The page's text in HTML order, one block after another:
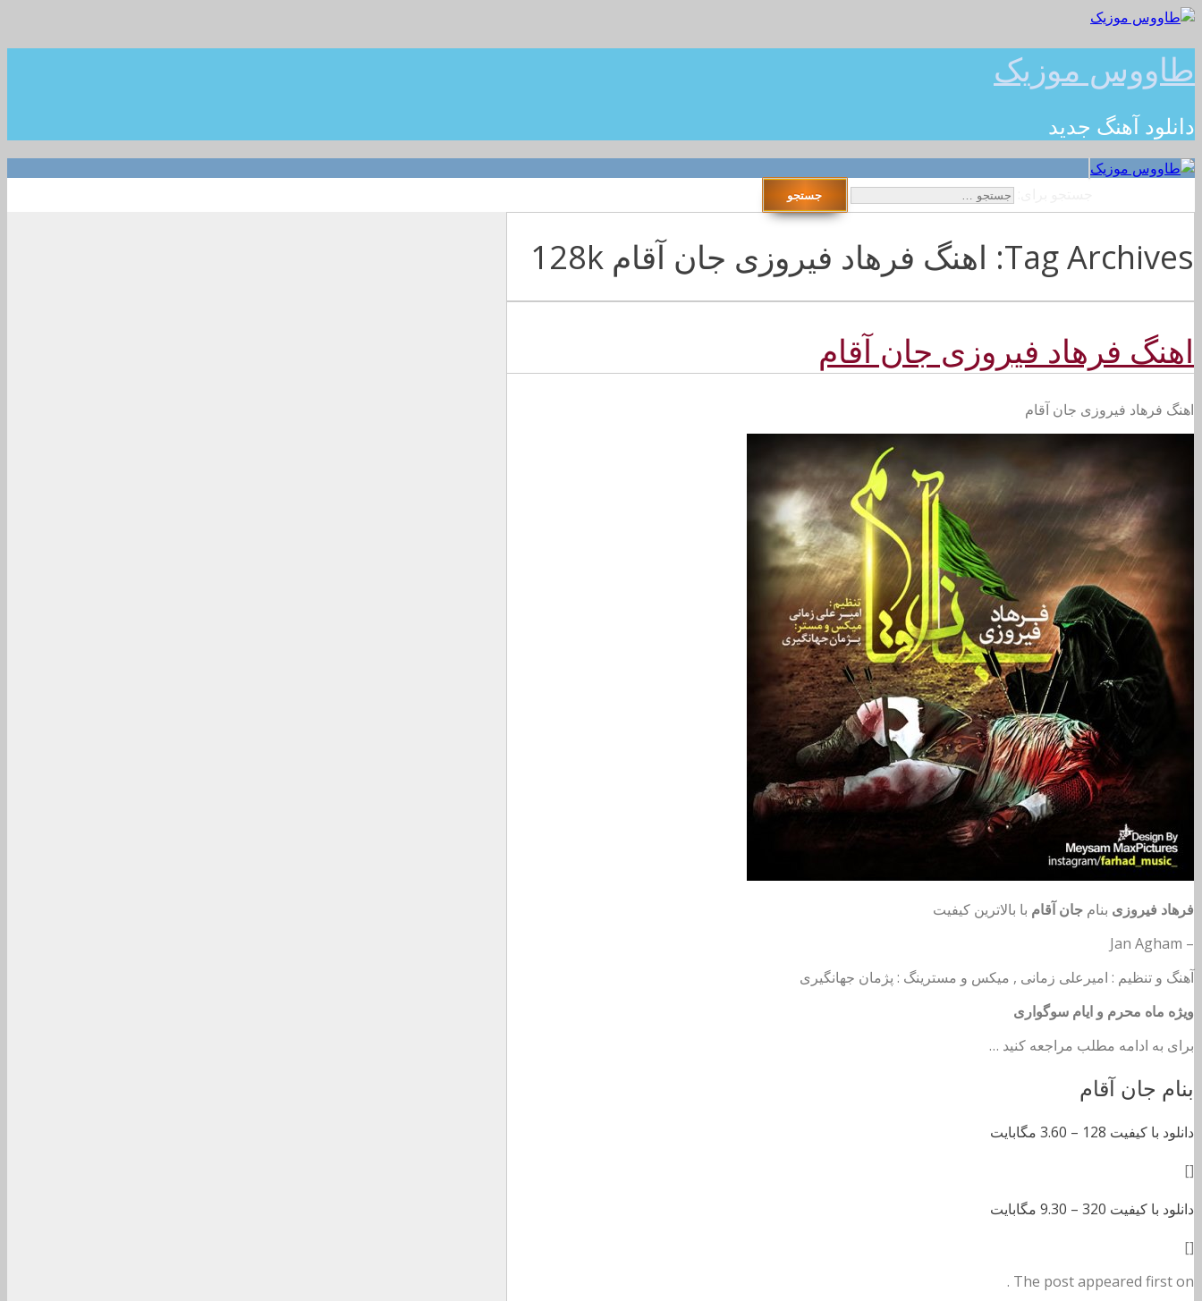
طاووس موزیک
دانلود آهنگ جدید
Tag Archives: اهنگ فرهاد فیروزی جان آقام 128k
اهنگ فرهاد فیروزی جان آقام
اهنگ فرهاد فیروزی جان آقام
فرهاد فیروزی بنام جان آقام با بالاترین کیفیت
– Jan Agham
آهنگ و تنظیم : امیرعلی زمانی , میکس و مسترینگ : پژمان جهانگیری
ویژه ماه محرم و ایام سوگواری
برای به ادامه مطلب مراجعه کنید …
بنام جان آقام
دانلود با کیفیت 128 –
3.60 مگابایت
[]
دانلود با کیفیت 320 –
9.30 مگابایت
[]
The post appeared first on .